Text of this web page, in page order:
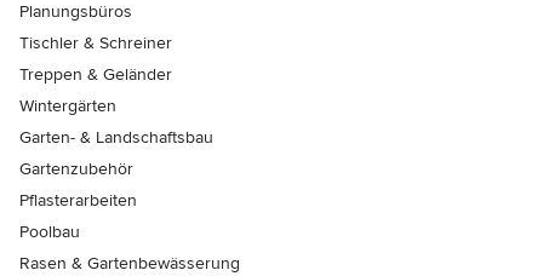
Planungsbüros
Tischler & Schreiner
Treppen & Geländer
Wintergärten
Garten- & Landschaftsbau
Gartenzubehör
Pflasterarbeiten
Poolbau
Rasen & Gartenbewässerung